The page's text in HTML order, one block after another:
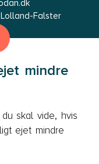
Falster
mindre
skal vide, hvis
ejet mindre